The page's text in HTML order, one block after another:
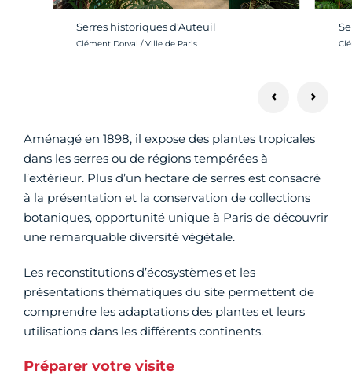
Serres historiques d'Auteuil
Crédit photo :
Clément Dorval / Ville de Paris
Aménagé en 1898, il expose des plantes tropicales
dans les serres ou de régions tempérées à
l’extérieur. Plus d’un hectare de serres est consacré
à la présentation et la conservation de collections
botaniques, opportunité unique à Paris de découvrir
une remarquable diversité végétale.
Les reconstitutions d’écosystèmes et les
présentations thématiques du site permettent de
comprendre les adaptations des plantes et leurs
utilisations dans les différents continents.
Préparer votre visite